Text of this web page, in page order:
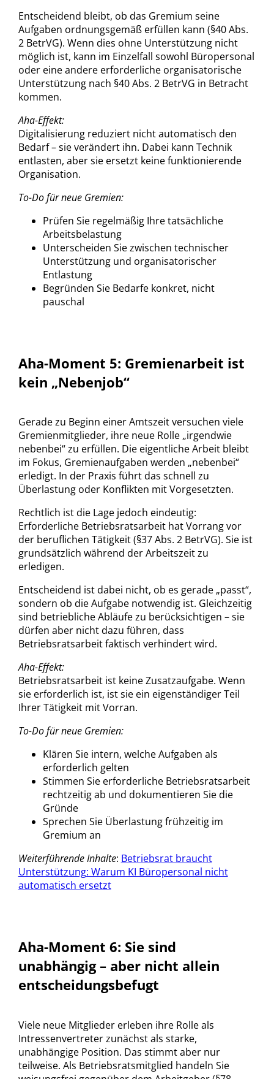
Entscheidend bleibt, ob das Gremium seine
Aufgaben ordnungsgemäß erfüllen kann (§40 Abs.
2 BetrVG). Wenn dies ohne Unterstützung nicht
möglich ist, kann im Einzelfall sowohl Büropersonal
oder eine andere erforderliche organisatorische
Unterstützung nach §40 Abs. 2 BetrVG in Betracht
kommen.
Aha-Effekt:
Digitalisierung reduziert nicht automatisch den
Bedarf – sie verändert ihn. Dabei kann Technik
entlasten, aber sie ersetzt keine funktionierende
Organisation.
To-Do für neue Gremien:
Prüfen Sie regelmäßig Ihre tatsächliche
Arbeitsbelastung
Unterscheiden Sie zwischen technischer
Unterstützung und organisatorischer
Entlastung
Begründen Sie Bedarfe konkret, nicht
pauschal
Aha-Moment 5: Gremienarbeit ist
kein „Nebenjob“
Gerade zu Beginn einer Amtszeit versuchen viele
Gremienmitglieder, ihre neue Rolle „irgendwie
nebenbei“ zu erfüllen. Die eigentliche Arbeit bleibt
im Fokus, Gremienaufgaben werden „nebenbei“
erledigt. In der Praxis führt das schnell zu
Überlastung oder Konflikten mit Vorgesetzten.
Rechtlich ist die Lage jedoch eindeutig:
Erforderliche Betriebsratsarbeit hat Vorrang vor
der beruflichen Tätigkeit (§37 Abs. 2 BetrVG). Sie ist
grundsätzlich während der Arbeitszeit zu
erledigen.
Entscheidend ist dabei nicht, ob es gerade „passt“,
sondern ob die Aufgabe notwendig ist. Gleichzeitig
sind betriebliche Abläufe zu berücksichtigen – sie
dürfen aber nicht dazu führen, dass
Betriebsratsarbeit faktisch verhindert wird.
Aha-Effekt:
Betriebsratsarbeit ist keine Zusatzaufgabe. Wenn
sie erforderlich ist, ist sie ein eigenständiger Teil
Ihrer Tätigkeit mit Vorran.
To-Do für neue Gremien:
Klären Sie intern, welche Aufgaben als
erforderlich gelten
Stimmen Sie erforderliche Betriebsratsarbeit
rechtzeitig ab und dokumentieren Sie die
Gründe
Sprechen Sie Überlastung frühzeitig im
Gremium an
Weiterführende Inhalte: Betriebsrat braucht
Unterstützung: Warum KI Büropersonal nicht
automatisch ersetzt
Aha-Moment 6: Sie sind
unabhängig – aber nicht allein
entscheidungsbefugt
Viele neue Mitglieder erleben ihre Rolle als
Intressenvertreter zunächst als starke,
unabhängige Position. Das stimmt aber nur
teilweise. Als Betriebsratsmitglied handeln Sie